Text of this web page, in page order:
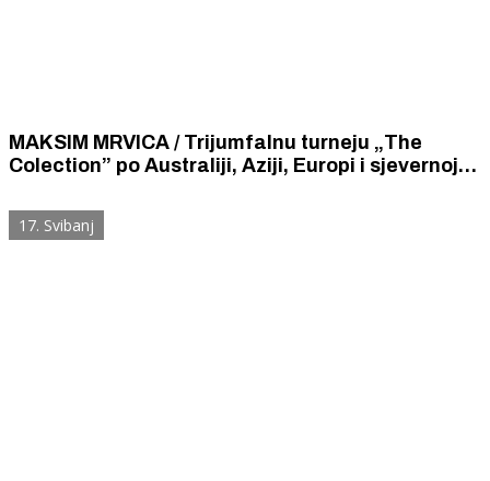
MAKSIM MRVICA / Trijumfalnu turneju „The
Colection” po Australiji, Aziji, Europi i sjevernoj
na tvrđavi sv. Mihovila.
17. Svibanj